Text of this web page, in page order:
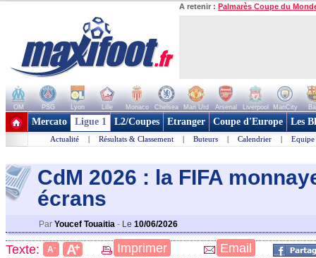
A retenir : Palmarès Coupe du
OM PSG Lyon Lille Monaco Chelsea Man Utd Arsenal Liverpool ManCity
+ de clubs
Mercato Ligue 1 L2/Coupes Etranger Coupe d'Europe Les
Actualité | Résultats & Classement | Buteurs | Calendrier | Equipe
CdM 2026 : la FIFA
écrans
Par Youcef Touaitia - Le 10/06/2026
Texte: A- A+ Imprimer Email